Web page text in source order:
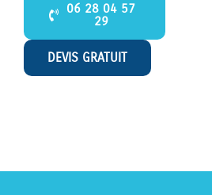
06 28 04 57
29
DEVIS GRATUIT